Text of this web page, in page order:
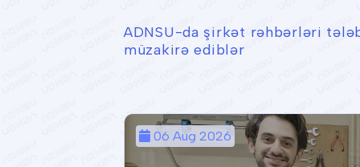
ADNSU-da şirkət rəhbərləri
müzakirə ediblər
06 Aug 2026